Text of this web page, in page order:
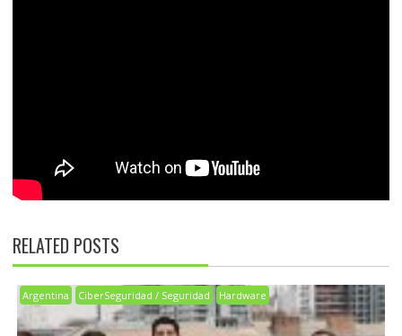
RELATED POSTS
Argentina CiberSeguridad / Seguridad Hardware